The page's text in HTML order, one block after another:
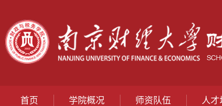
首页 学院概况 师资队伍 人才